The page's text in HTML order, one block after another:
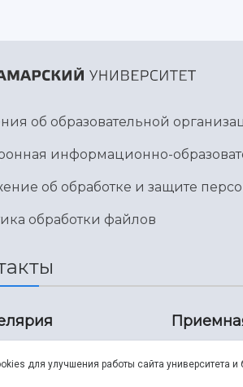
об образовательной
информационно-
об обработке и защите
обработки файлов
для улучшения работы сайта университета и